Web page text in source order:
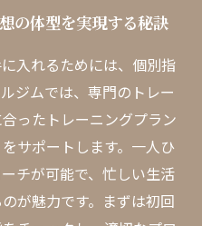
の体型を実現する秘訣
入れるためには、個別指
ジムでは、専門のトレー
ったトレーニングプラン
サポートします。一人ひ
チが可能で、忙しい生活
が魅力です。まずは初回